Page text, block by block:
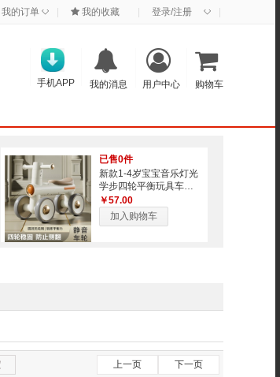
的订单 ◇ 我的收藏 登录/注册 ◇
购物车
用户中心
我的消息
手机APP
已售0件
新款1-4岁宝宝音乐灯光
学步四轮平衡玩具车滑
滑溜溜车滑行车
￥57.00
加入购物车
上一页 下一页